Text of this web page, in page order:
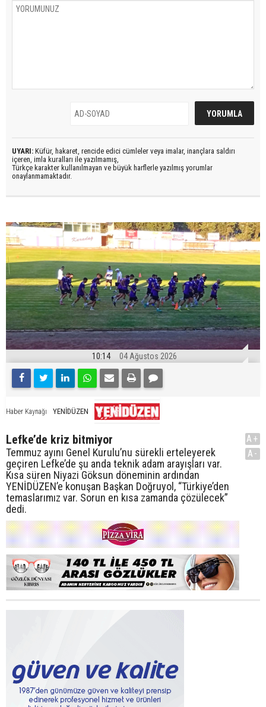
UYARI: Küfür, hakaret, rencide edici cümleler veya imalar, inançlara saldırı
içeren, imla kuralları ile yazılmamış,
Türkçe karakter kullanılmayan ve büyük harflerle yazılmış yorumlar
onaylanmamaktadır.
10:14 04 Ağustos 2026
Haber Kaynağı YENİDÜZEN
Lefke’de kriz bitmiyor
Temmuz ayını Genel Kurulu’nu sürekli erteleyerek
geçiren Lefke’de şu anda teknik adam arayışları var.
Kısa süren Niyazi Göksun döneminin ardından
YENİDÜZEN’e konuşan Başkan Doğruyol, “Türkiye’den
temaslarımız var. Sorun en kısa zamanda çözülecek”
dedi.
A+
A-